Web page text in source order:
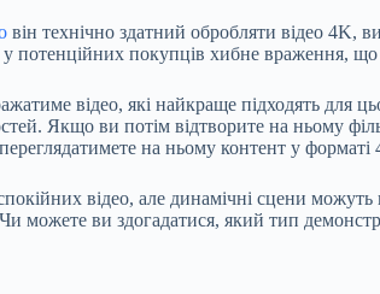
він технічно здатний обробляти відео
потенційних покупців хибне враження,
відео, які найкраще підходять для
Якщо ви потім відтворите на ньому
на ньому контент у форматі
відео, але динамічні сцени
можете ви здогадатися, який тип